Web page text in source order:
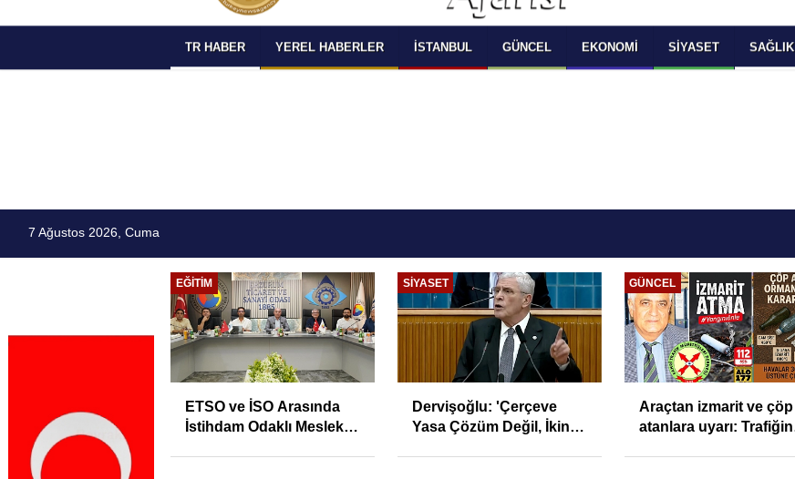
SELECT LANGUAGE YOU WOULD TO READ
OKUMAK İSTEDİĞİNİZ DİLİ SEÇİNİZ
Powered by
Translate
TR HABER YEREL HABERLER İSTANBUL GÜNCEL EKONOMI SIYASET SAĞLIK
7 Ağustos 2026, Cuma
EĞITIM
ETSO ve İSO Arasında
İstihdam Odaklı Mesleki
SIYASET
Dervişoğlu: 'Çerçeve
Yasa Çözüm Değil, İkinci
GÜNCEL
Araçtan izmarit ve çöp
atanlara uyarı: Trafiğin